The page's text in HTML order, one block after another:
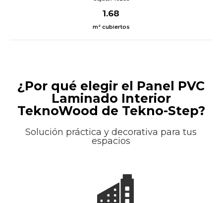
1.68
m² cubiertos
¿Por qué elegir el Panel PVC
Laminado Interior
TeknoWood de Tekno-Step?
Solución práctica y decorativa para tus
espacios